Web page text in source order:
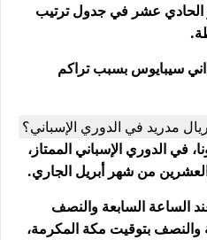
الحادي عشر في جدول ترتيب
سيبايوس بسبب تراكم
مدريد في الدوري الإسباني؟
في الدوري الإسباني الممتاز،
من شهر أبريل الجاري.
الساعة السابعة والنصف
والنصف بتوقيت مكة المكرمة،